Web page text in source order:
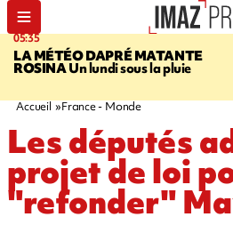
05:35
LA MÉTÉO DAPRÉ MATANTE
ROSINAUn lundi sous la pluie
Accueil France - Monde
Les députés
projet de loi
"refonder"